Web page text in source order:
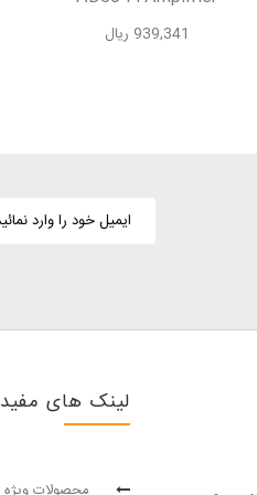
939,341 ریال
لینک های مفید